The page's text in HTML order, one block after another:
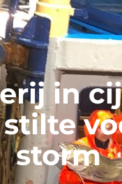
in
stilte
storm